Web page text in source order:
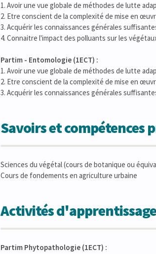
1. Avoir une vue globale de méthodes de lutte
2. Etre conscient de la complexité de mise en
3. Acquérir les connaissances générales
4. Connaitre l'impact des polluants sur les
Partim - Entomologie (1ECT) :
1. Avoir une vue globale de méthodes de lutte
2. Etre conscient de la complexité de mise en
3. Acquérir les connaissances générales
Savoirs et compétences
Sciences du végétal (cours de botanique ou
Cours de fondements en agriculture urbaine
Activités
Partim Phytopathologie (1ECT) :